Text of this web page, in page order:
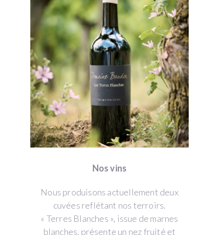
Nos vins
Nous produisons actuellement deux
cuvées reflétant nos terroirs.
« Terres Blanches », issue de marnes
blanches, présente un nez fruité et